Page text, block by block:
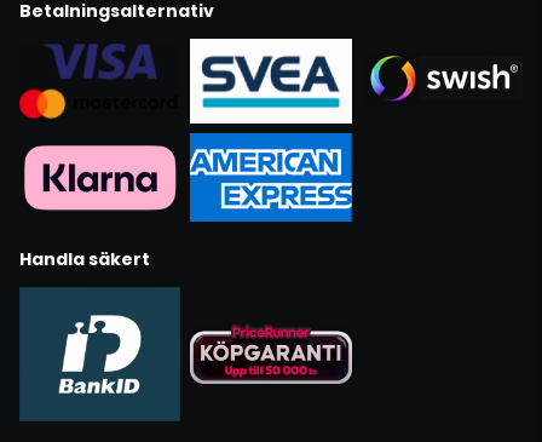
Betalningsalternativ
Handla säkert